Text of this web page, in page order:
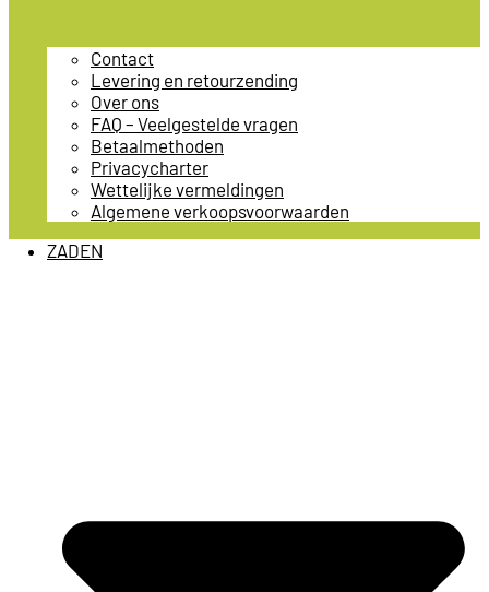
Contact
Levering en retourzending
Over ons
FAQ – Veelgestelde vragen
Betaalmethoden
Privacycharter
Wettelijke vermeldingen
Algemene verkoopsvoorwaarden
ZADEN